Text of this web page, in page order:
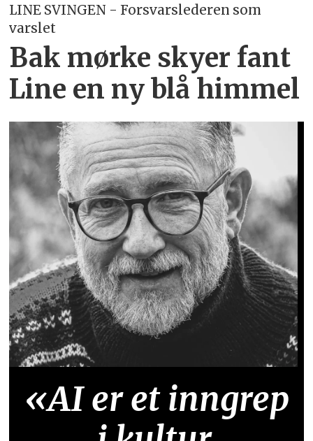
LINE SVINGEN - Forsvarslederen som
varslet
Bak mørke skyer fant
Line en ny blå himmel
«AI er et inngrep